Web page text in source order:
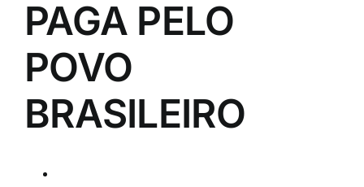
PAGA PELO
POVO
BRASILEIRO